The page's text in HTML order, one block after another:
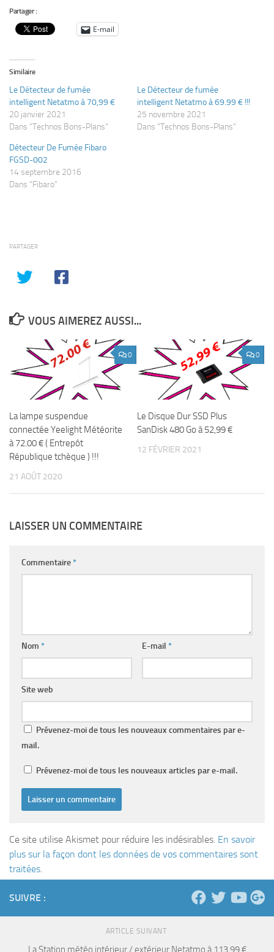
Partager :
E-mail
Similaire
Le Détecteur de fumée
intelligent Netatmo à 70,99 €
20 janvier 2021
Dans "Technos Bons-Plans"
Le Détecteur de fumée
intelligent Netatmo à 69.99 € !!!
25 novembre 2021
Dans "Technos Bons-Plans"
Détecteur De Fumée Fibaro
FGSD-002
14 septembre 2016
Dans "Fibaro"
PARTAGER
VOUS AIMEREZ AUSSI...
0
La lampe suspendue
connectée Yeelight Météorite
à 72.00 € ( Entrepôt
République tchèque ) !!!
21 AOÛT 2020
0
Le Disque Dur SSD Plus
SanDisk 480 Go à 52,99 €
12 FÉVRIER 2021
LAISSER UN COMMENTAIRE
Commentaire*
Nom * E-mail *
Site web
Prévenez-moi de tous les nouveaux commentaires par e-
mail.
Prévenez-moi de tous les nouveaux articles par e-mail.
Ce site utilise Akismet pour réduire les indésirables. En savoir
plus sur la façon dont les données de vos commentaires sont
traitées.
SUIVRE :
ARTICLE SUIVANT
La Station météo intérieur / extérieur Netatmo à 113.99 €